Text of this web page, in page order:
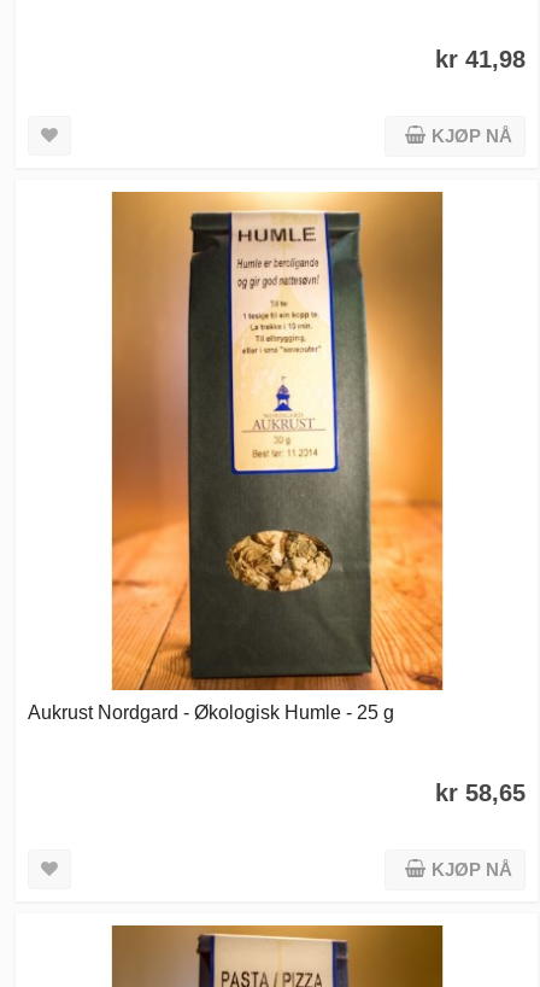
kr 41,98
KJØP NÅ
Aukrust Nordgard - Økologisk Humle - 25 g
kr 58,65
KJØP NÅ